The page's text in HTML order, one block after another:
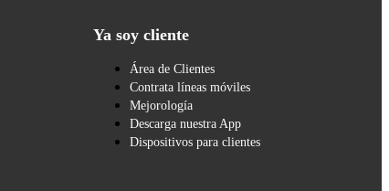
Ya soy cliente
Área de Clientes
Contrata líneas móviles
Mejorología
Descarga nuestra App
Dispositivos para clientes